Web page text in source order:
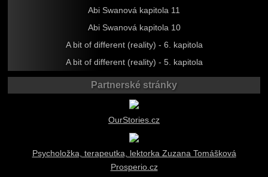
Abi Swanová kapitola 11
Abi Swanová kapitola 10
A bit of different (reality) - 6. kapitola
A bit of different (reality) - 5. kapitola
Partnerské stránky
OurStories.cz
Psycholožka, terapeutka, lektorka Zuzana Tomášková
Prosperio.cz